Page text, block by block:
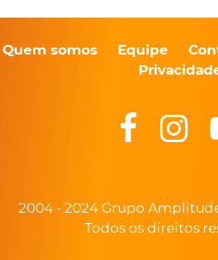
Quem somos Equipe
2004 - 2024 Grupo
Todos os direitos